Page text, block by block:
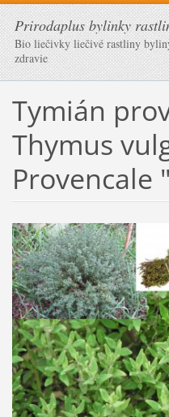
Prirodaplus bylinky
Bio liečivky liečivé rastliny
zdravie
Tymián
Thymus
Provencale "